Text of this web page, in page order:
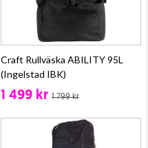
Craft Rullväska ABILITY 95L
(Ingelstad IBK)
1 499 kr 1 799 kr